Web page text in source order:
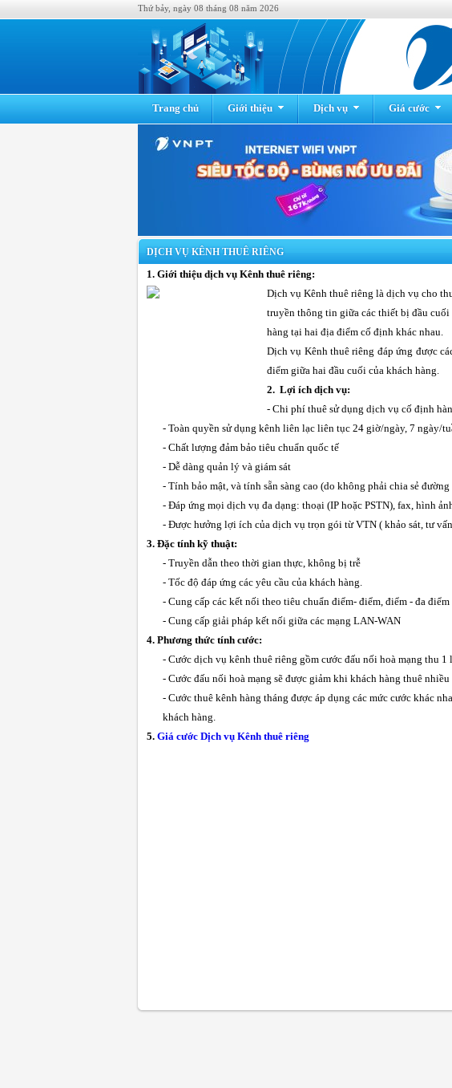
Thứ bảy, ngày 08 tháng 08 năm 2026
Trang chủ Giới thiệu Dịch vụ Giá cước
DỊCH VỤ KÊNH THUÊ RIÊNG
1. Giới thiệu dịch vụ Kênh thuê riêng:
Dịch vụ Kênh thuê riêng là dịch vụ cho
truyền thông tin giữa các thiết bị đầu
hàng tại hai địa điểm cố định khác nhau.
Dịch vụ Kênh thuê riêng đáp ứng được
điểm giữa hai đầu cuối của khách hàng.
2. Lợi ích dịch vụ:
- Chi phí thuê sử dụng dịch vụ cố định
- Toàn quyền sử dụng kênh liên lạc liên tục 24 giờ/ngày, 7 ngày/
- Chất lượng đảm bảo tiêu chuẩn quốc tế
- Dễ dàng quản lý và giám sát
- Tính bảo mật, và tính sẵn sàng cao (do không phải chia sẻ
- Đáp ứng mọi dịch vụ đa dạng: thoại (IP hoặc PSTN), fax, hình
- Được hưởng lợi ích của dịch vụ trọn gói từ VTN ( khảo sát, tư
3. Đặc tính kỹ thuật:
- Truyền dẫn theo thời gian thực, không bị trễ
- Tốc độ đáp ứng các yêu cầu của khách hàng.
- Cung cấp các kết nối theo tiêu chuẩn điểm- điểm, điểm - đa điểm
- Cung cấp giải pháp kết nối giữa các mạng LAN-WAN
4. Phương thức tính cước:
- Cước dịch vụ kênh thuê riêng gồm cước đấu nối hoà mạng thu 1
- Cước đấu nối hoà mạng sẽ được giảm khi khách hàng thuê
- Cước thuê kênh hàng tháng được áp dụng các mức cước khác
khách hàng.
5. Giá cước Dịch vụ Kênh thuê riêng